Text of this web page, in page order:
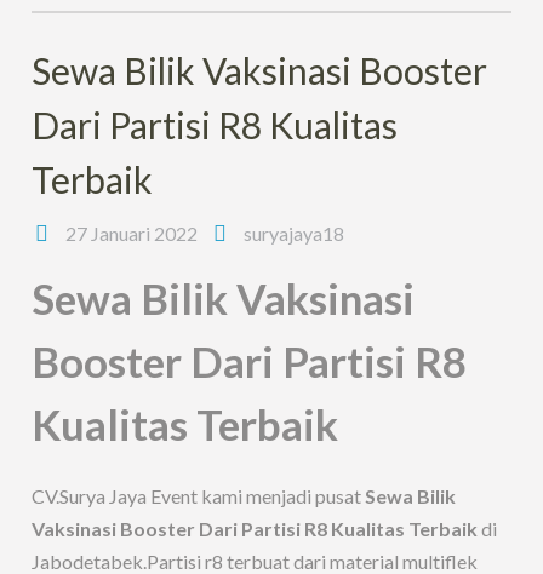
Sewa Bilik Vaksinasi Booster
Dari Partisi R8 Kualitas
Terbaik
27 Januari 2022 suryajaya18
Sewa Bilik Vaksinasi
Booster Dari Partisi R8
Kualitas Terbaik
CV.Surya Jaya Event kami menjadi pusatSewa Bilik
Vaksinasi Booster Dari Partisi R8 Kualitas Terbaik di
Jabodetabek.Partisi r8 terbuat dari material multiflek